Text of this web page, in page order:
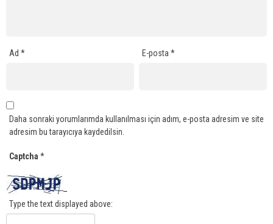
Ad * E-posta*
Daha sonraki yorumlarımda kullanılması için adım, e-posta adresim ve site
adresim bu tarayıcıya kaydedilsin.
Captcha *
Type the text displayed above: